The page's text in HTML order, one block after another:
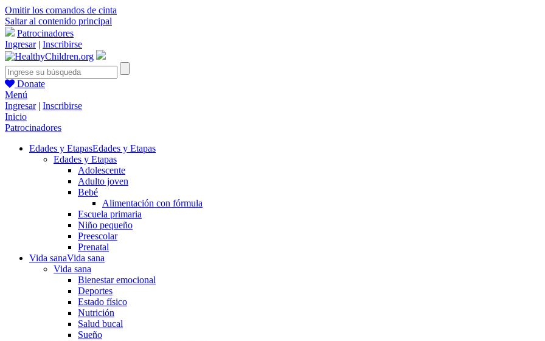
Omitir los comandos de cinta
Saltar al contenido principal
Patrocinadores
Ingresar| Inscribirse
Donate
Menú
Ingresar| Inscribirse
Inicio
Patrocinadores
Edades y EtapasEdades y Etapas
Edades y Etapas
Adolescente
Adulto joven
Bebé
Alimentación con fórmula
Escuela primaria
Niño pequeño
Preescolar
Prenatal
Vida sanaVida sana
Vida sana
Bienestar emocional
Deportes
Estado físico
Nutrición
Salud bucal
Sueño